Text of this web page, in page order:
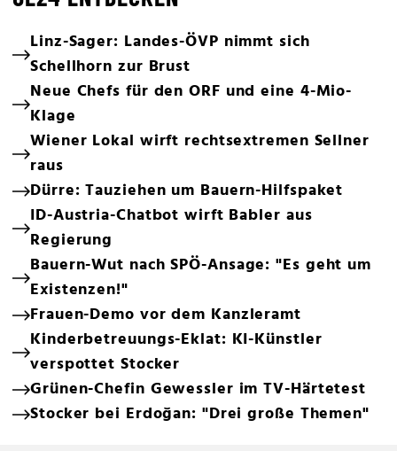
Linz-Sager: Landes-ÖVP nimmt sich
Schellhorn zur Brust
Neue Chefs für den ORF und eine 4-Mio-
Klage
Wiener Lokal wirft rechtsextremen Sellner
raus
Dürre: Tauziehen um Bauern-Hilfspaket
ID-Austria-Chatbot wirft Babler aus
Regierung
Bauern-Wut nach SPÖ-Ansage: "Es geht um
Existenzen!"
Frauen-Demo vor dem Kanzleramt
Kinderbetreuungs-Eklat: KI-Künstler
verspottet Stocker
Grünen-Chefin Gewessler im TV-Härtetest
Stocker bei Erdoğan: "Drei große Themen"